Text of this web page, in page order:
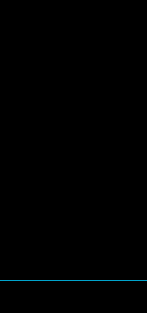
välilehteen
uuteen välilehteen
avautuu uuteen